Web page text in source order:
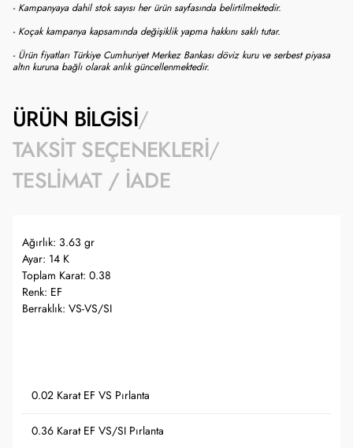
- Kampanyaya dahil stok sayısı her ürün sayfasında belirtilmektedir.
- Koçak kampanya kapsamında değişiklik yapma hakkını saklı tutar.
- Ürün fiyatları Türkiye Cumhuriyet Merkez Bankası döviz kuru ve serbest piyasa
altın kuruna bağlı olarak anlık güncellenmektedir.
ÜRÜN BILGISI
TAKSIT SEÇENEKLERI
TESLIMAT / İADE
Ağırlık: 3.63 gr
Ayar: 14 K
Toplam Karat: 0.38
Renk: EF
Berraklık: VS-VS/SI
0.02 Karat EF VS Pırlanta
0.36 Karat EF VS/SI Pırlanta